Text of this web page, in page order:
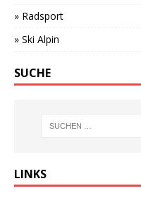
» Radsport
» Ski Alpin
SUCHE
LINKS